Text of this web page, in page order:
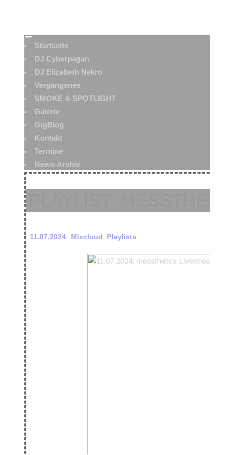
Startseite
DJ Cyberpagan
DJ Elizabeth Nekro
Vergangenes
SMOKE & SPOTLIGHT
Galerie
GigBlog
Kontakt
Termine
News-Archiv
11.07.2024 Mixcloud Playlists